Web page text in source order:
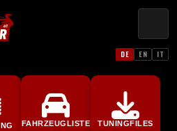
DE EN IT
FAHRZEUGLISTE TUNINGFILES